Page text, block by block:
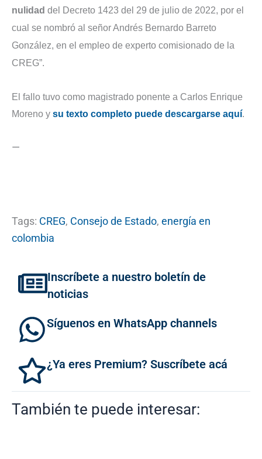
nulidad del Decreto 1423 del 29 de julio de 2022, por el
cual se nombró al señor Andrés Bernardo Barreto
González, en el empleo de experto comisionado de la
CREG”.
El fallo tuvo como magistrado ponente a Carlos Enrique
Moreno y su texto completo puede descargarse aquí.
—
Tags: CREG, Consejo de Estado, energía en
colombia
Inscríbete a nuestro boletín de
noticias
Síguenos en WhatsApp channels
¿Ya eres Premium? Suscríbete acá
También te puede interesar: